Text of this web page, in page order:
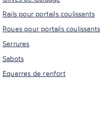
Rails pour portails coulissants
Roues pour portails coulissants
Serrures
Sabots
Equerres de renfort